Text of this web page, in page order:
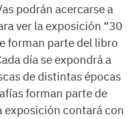
podrán acercarse a
ver la exposición “30
forman parte del libro
día se expondrá a
de distintas épocas
forman parte de
exposición contará con